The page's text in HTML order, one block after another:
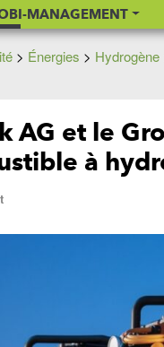
MANAGEMENT
> Énergies > Hydrogène
AG et le
à